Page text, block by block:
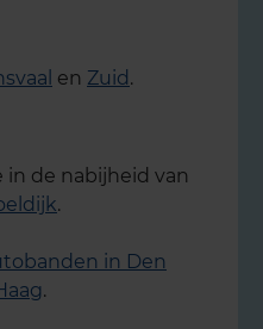
en Zuid .
de nabijheid van
.
in Den
.